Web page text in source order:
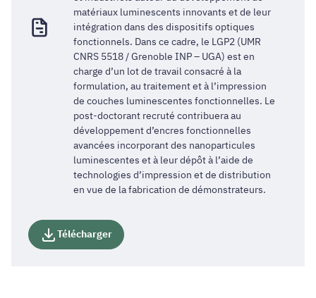
matériaux luminescents innovants et de leur
intégration dans des dispositifs optiques
fonctionnels. Dans ce cadre, le LGP2 (UMR
CNRS 5518 / Grenoble INP – UGA) est en
charge d’un lot de travail consacré à la
formulation, au traitement et à l’impression
de couches luminescentes fonctionnelles. Le
post-doctorant recruté contribuera au
développement d’encres fonctionnelles
avancées incorporant des nanoparticules
luminescentes et à leur dépôt à l’aide de
technologies d’impression et de distribution
en vue de la fabrication de démonstrateurs.
Télécharger